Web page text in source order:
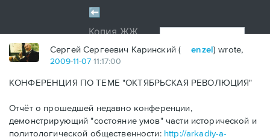
Сергей Сергеевич Каринский ( enzel) wrote,
2009-11-07 11:17:00
КОНФЕРЕНЦИЯ ПО ТЕМЕ "ОКТЯБРЬСКАЯ РЕВОЛЮЦИЯ"
Отчёт о прошедшей недавно конференции,
демонстрирующий "состояние умов" части исторической и
политологической общественности: http://arkadiy-a-